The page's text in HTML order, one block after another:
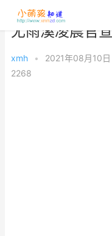
尤雨溪凌晨官
xmh • 2021年08月10
2268